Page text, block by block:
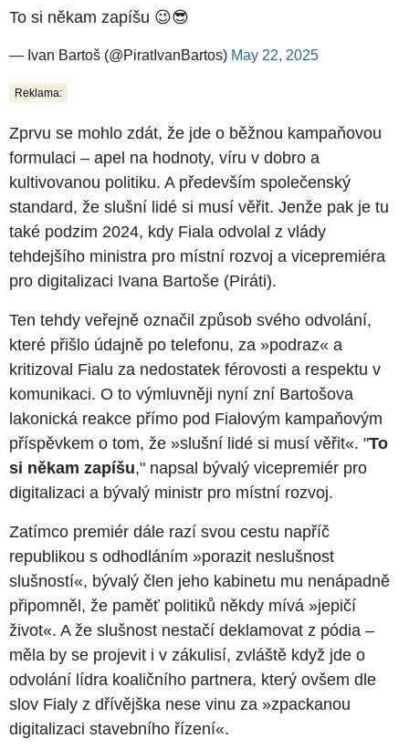
To si někam zapíšu 😉😎
— Ivan Bartoš (@PiratIvanBartos) May 22, 2025
Reklama:
Zprvu se mohlo zdát, že jde o běžnou kampaňovou
formulaci –⁠⁠⁠⁠⁠⁠ apel na hodnoty, víru v dobro a
kultivovanou politiku. A především společenský
standard, že slušní lidé si musí věřit. Jenže pak je tu
také podzim 2024, kdy Fiala odvolal z vlády
tehdejšího ministra pro místní rozvoj a vicepremiéra
pro digitalizaci Ivana Bartoše (Piráti).
Ten tehdy veřejně označil způsob svého odvolání,
které přišlo údajně po telefonu, za »podraz« a
kritizoval Fialu za nedostatek férovosti a respektu v
komunikaci. O to výmluvněji nyní zní Bartošova
lakonická reakce přímo pod Fialovým kampaňovým
příspěvkem o tom, že »slušní lidé si musí věřit«. "To
si někam zapíšu," napsal bývalý vicepremiér pro
digitalizaci a bývalý ministr pro místní rozvoj.
Zatímco premiér dále razí svou cestu napříč
republikou s odhodláním »porazit neslušnost
slušností«, bývalý člen jeho kabinetu mu nenápadně
připomněl, že paměť politiků někdy mívá »jepičí
život«. A že slušnost nestačí deklamovat z pódia –⁠⁠⁠⁠⁠⁠
měla by se projevit i v zákulisí, zvláště když jde o
odvolání lídra koaličního partnera, který ovšem dle
slov Fialy z dřívějška nese vinu za »zpackanou
digitalizaci stavebního řízení«.